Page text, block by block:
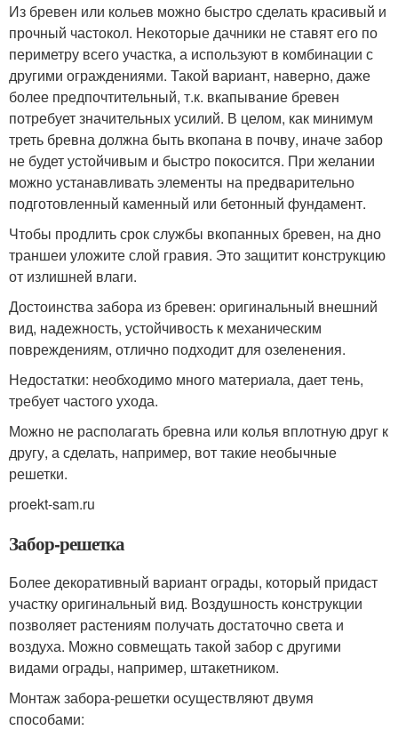
Из бревен или кольев можно быстро сделать красивый и
прочный частокол. Некоторые дачники не ставят его по
периметру всего участка, а используют в комбинации с
другими ограждениями. Такой вариант, наверно, даже
более предпочтительный, т.к. вкапывание бревен
потребует значительных усилий. В целом, как минимум
треть бревна должна быть вкопана в почву, иначе забор
не будет устойчивым и быстро покосится. При желании
можно устанавливать элементы на предварительно
подготовленный каменный или бетонный фундамент.
Чтобы продлить срок службы вкопанных бревен, на дно
траншеи уложите слой гравия. Это защитит конструкцию
от излишней влаги.
Достоинства забора из бревен: оригинальный внешний
вид, надежность, устойчивость к механическим
повреждениям, отлично подходит для озеленения.
Недостатки: необходимо много материала, дает тень,
требует частого ухода.
Можно не располагать бревна или колья вплотную друг к
другу, а сделать, например, вот такие необычные
решетки.
proekt-sam.ru
Забор-решетка
Более декоративный вариант ограды, который придаст
участку оригинальный вид. Воздушность конструкции
позволяет растениям получать достаточно света и
воздуха. Можно совмещать такой забор с другими
видами ограды, например, штакетником.
Монтаж забора-решетки осуществляют двумя
способами: